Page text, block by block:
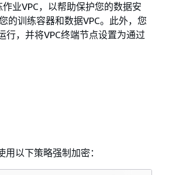
业VPC，以帮助保护您的数据安
的训练容器和数据VPC。此外，您
行，并将VPC终端节点设置为通过
以下策略强制加密：